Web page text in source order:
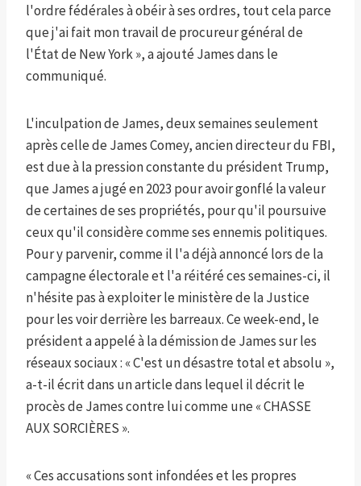
l'ordre fédérales à obéir à ses ordres, tout cela parce
que j'ai fait mon travail de procureur général de
l'État de New York », a ajouté James dans le
communiqué.
L'inculpation de James, deux semaines seulement
après celle de James Comey, ancien directeur du FBI,
est due à la pression constante du président Trump,
que James a jugé en 2023 pour avoir gonflé la valeur
de certaines de ses propriétés, pour qu'il poursuive
ceux qu'il considère comme ses ennemis politiques.
Pour y parvenir, comme il l'a déjà annoncé lors de la
campagne électorale et l'a réitéré ces semaines-ci, il
n'hésite pas à exploiter le ministère de la Justice
pour les voir derrière les barreaux. Ce week-end, le
président a appelé à la démission de James sur les
réseaux sociaux : « C'est un désastre total et absolu »,
a-t-il écrit dans un article dans lequel il décrit le
procès de James contre lui comme une « CHASSE
AUX SORCIÈRES ».
« Ces accusations sont infondées et les propres